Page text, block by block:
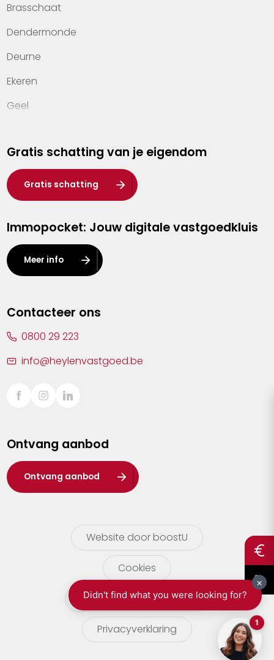
Veelgestelde vragen
Werken bij Heylen Vastgoed
Contact
Brasschaat
Dendermonde
Deurne
Ekeren
Geel
Hasselt
Heist-op-den-Berg
Herentals
Kalmthout
Leuven
Lier
Sint-Truiden
Waasland
Wuustwezel
Zoersel
Gratis schatting van je eigendom
Gratis schatting
Immopocket: Jouw digitale vastgoedkluis
Meer info
Contacteer ons
0800 29 223
info@heylenvastgoed.be
Ontvang aanbod
Ontvang aanbod
Website door boostU
Cookies
gebruikersvoorwaarden
Privacyverklaring